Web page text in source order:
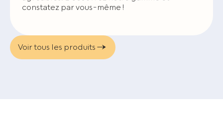
constatez par vous-même !
Voir tous les produits